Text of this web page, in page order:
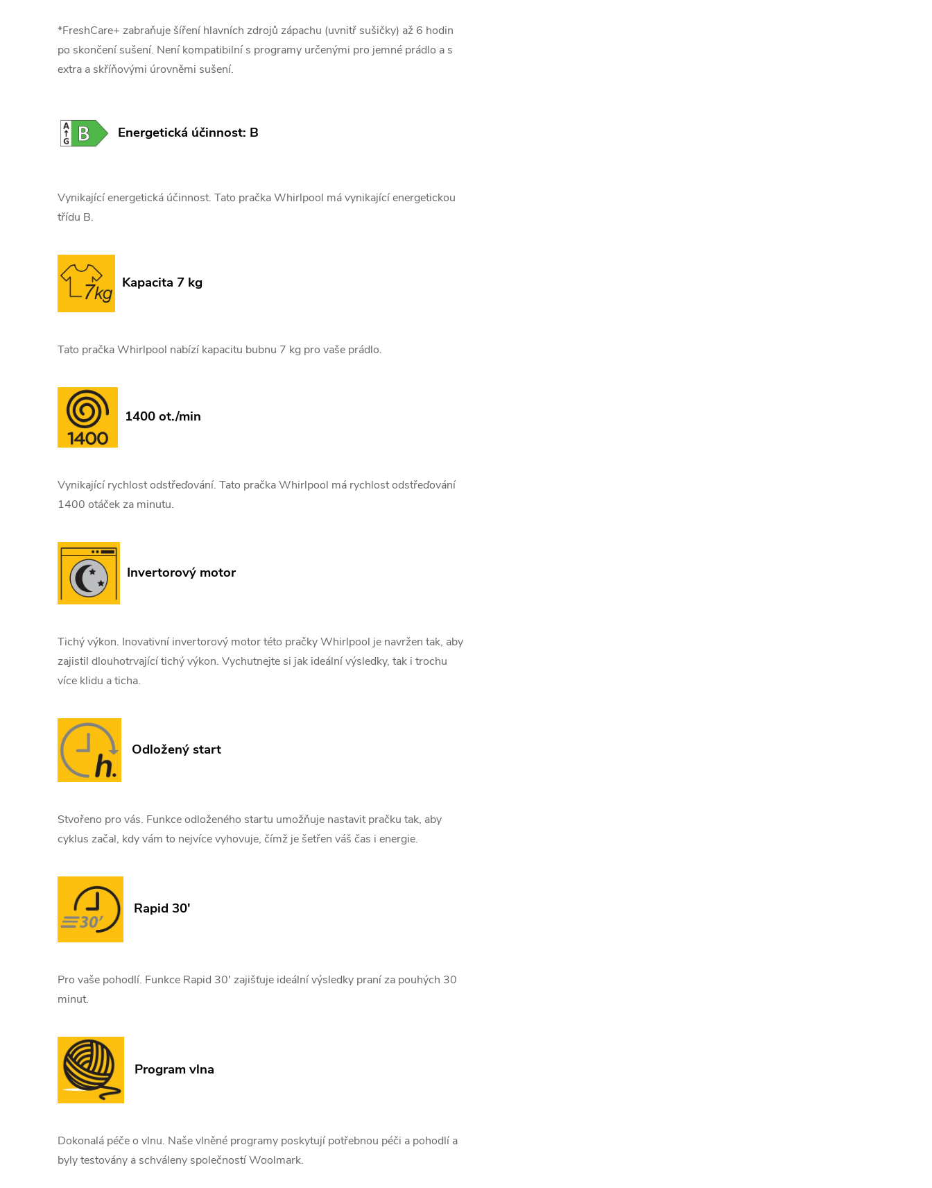
*FreshCare+ zabraňuje šíření hlavních zdrojů zápachu (uvnitř sušičky) až 6 hodin
po skončení sušení. Není kompatibilní s programy určenými pro jemné prádlo a s
extra a skříňovými úrovněmi sušení.
Energetická účinnost: B
Vynikající energetická účinnost. Tato pračka Whirlpool má vynikající energetickou
třídu B.
Kapacita 7 kg
Tato pračka Whirlpool nabízí kapacitu bubnu 7 kg pro vaše prádlo.
1400 ot./min
Vynikající rychlost odstřeďování. Tato pračka Whirlpool má rychlost odstřeďování
1400 otáček za minutu.
Invertorový motor
Tichý výkon. Inovativní invertorový motor této pračky Whirlpool je navržen tak, aby
zajistil dlouhotrvající tichý výkon. Vychutnejte si jak ideální výsledky, tak i trochu
více klidu a ticha.
Odložený start
Stvořeno pro vás. Funkce odloženého startu umožňuje nastavit pračku tak, aby
cyklus začal, kdy vám to nejvíce vyhovuje, čímž je šetřen váš čas i energie.
Rapid 30'
Pro vaše pohodlí. Funkce Rapid 30' zajišťuje ideální výsledky praní za pouhých 30
minut.
Program vlna
Dokonalá péče o vlnu. Naše vlněné programy poskytují potřebnou péči a pohodlí a
byly testovány a schváleny společností Woolmark.